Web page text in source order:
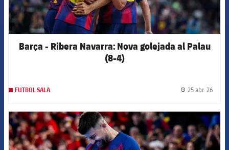
Barça - Ribera Navarra: Nova golejada al Palau
(8-4)
FUTBOL SALA 25 abr. 26
FCB Barcelona badge